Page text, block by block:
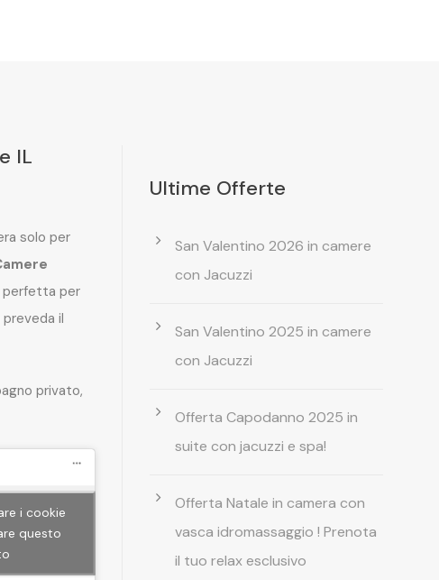
IL
solo per
perfetta per
il
privato,
i cookie
questo
Ultime Offerte
San Valentino 2026 in camere
con Jacuzzi
San Valentino 2025 in camere
con Jacuzzi
Offerta Capodanno 2025 in
suite con jacuzzi e spa!
Offerta Natale in camera con
vasca idromassaggio ! Prenota
il tuo relax esclusivo